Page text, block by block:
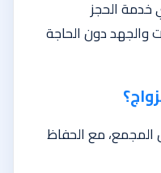
خدمة الحجز
والجهد دون الحاجة
المجمع، مع الحفاظ